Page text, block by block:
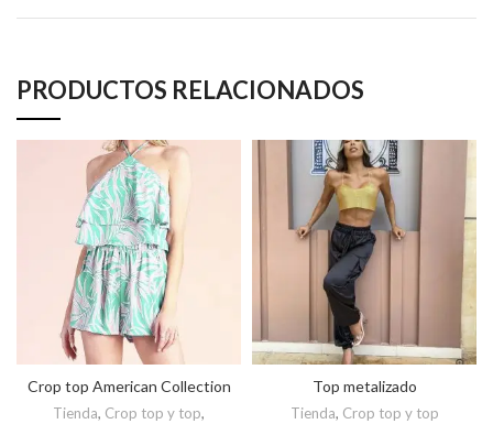
PRODUCTOS RELACIONADOS
Crop top American Collection
Tienda, Crop top y top,
Top metalizado
Tienda, Crop top y top